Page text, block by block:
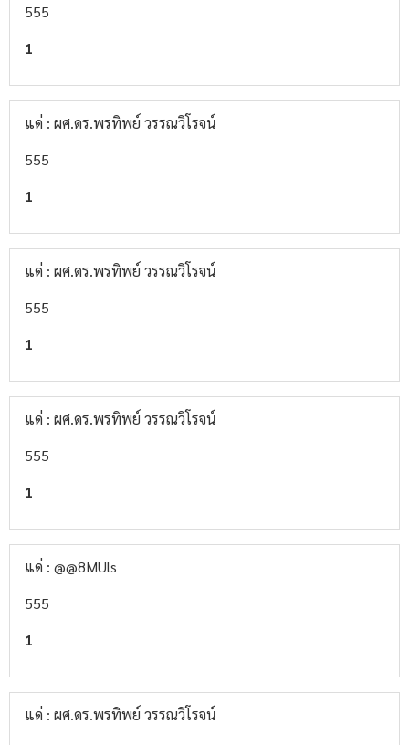
555
1
แด่ : ผศ.ดร.พรทิพย์ วรรณวิโรจน์
555
1
แด่ : ผศ.ดร.พรทิพย์ วรรณวิโรจน์
555
1
แด่ : ผศ.ดร.พรทิพย์ วรรณวิโรจน์
555
1
แด่ : @@8MUls
555
1
แด่ : ผศ.ดร.พรทิพย์ วรรณวิโรจน์